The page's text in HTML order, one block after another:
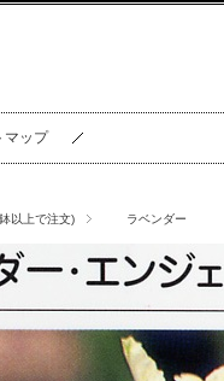
マップ
以上で注文) ラベンダー